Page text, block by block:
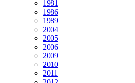
1981
1986
1989
2004
2005
2006
2009
2010
2011